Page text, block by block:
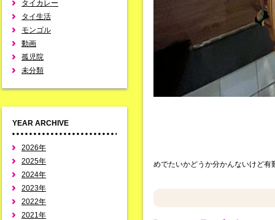
タイカレー
タイ生活
モンゴル
動画
孤児院
未分類
YEAR ARCHIVE
2026年
2025年
2024年
2023年
2022年
2021年
めでたいかどうか分かんないけど有